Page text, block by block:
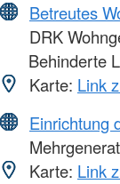
Betreutes
DRK
Behinderte
Karte: Link
Einrichtung
Karte: Link